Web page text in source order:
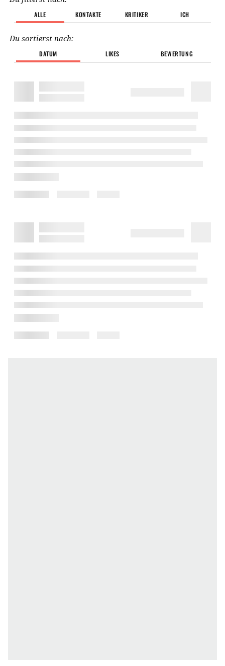
ALLE KONTAKTE KRITIKER ICH
Du sortierst nach:
DATUM LIKES BEWERTUNG